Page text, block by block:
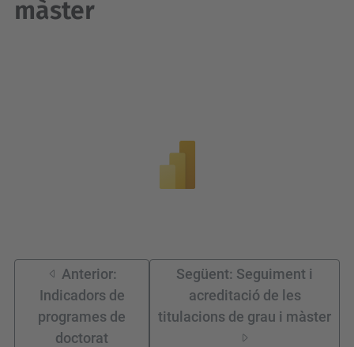
màster
Anterior:
Indicadors de
programes de
doctorat
Següent: Seguiment i
acreditació de les
titulacions de grau i màster